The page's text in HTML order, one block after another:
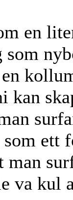
en
som
kan
ett
man
va kul